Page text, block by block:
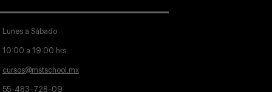
Lunes a Sábado
10:00 a 19:00 hrs.
cursos@mstschool.mx
55-483-728-09